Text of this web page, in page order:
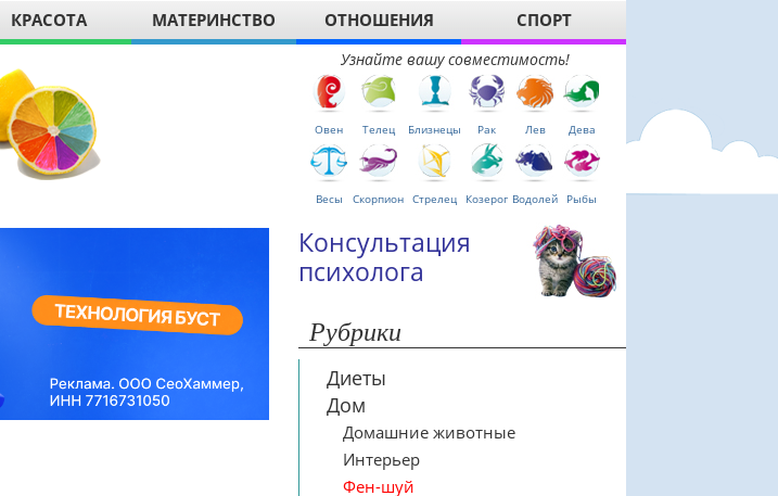
КРАСОТА МАТЕРИНСТВО ОТНОШЕНИЯ СПОРТ
Узнайте вашу совместимость!
Овен Телец Близнецы Рак Лев Дева
Весы Скорпион Стрелец Козерог Водолей Рыбы
Консультация
психолога
Рубрики
Диеты
Дом
Домашние животные
Интерьер
Фен-шуй